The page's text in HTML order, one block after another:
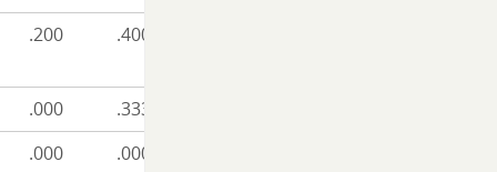
.200
.400
.000
.333
.000
.000